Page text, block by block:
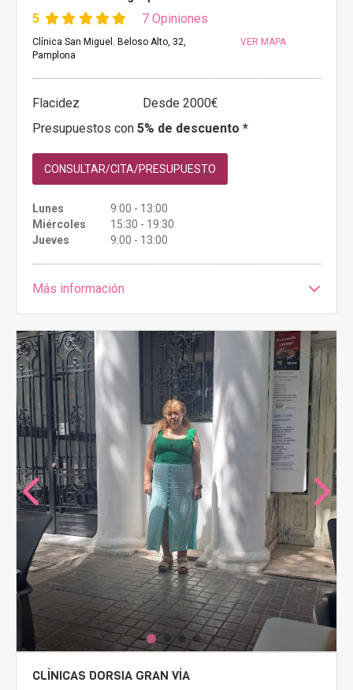
5 7 Opiniones
Clínica San Miguel. Beloso Alto, 32,
Pamplona
VER MAPA
Flacidez
Desde 2000€
Presupuestos con 5% de descuento *
CONSULTAR/CITA/PRESUPUESTO
Lunes
9:00 - 13:00
Miércoles
15:30 - 19:30
Jueves
9:00 - 13:00
Más información
CLÍNICAS DORSIA GRAN VÍA